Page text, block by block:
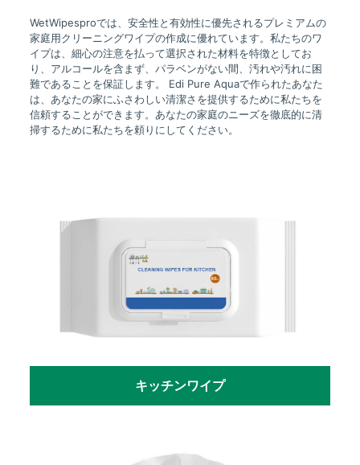
WetWipesproでは、安全性と有効性に優先されるプレミアムの
家庭用クリーニングワイプの作成に優れています。私たちのワ
イプは、細心の注意を払って選択された材料を特徴としてお
り、アルコールを含まず、パラベンがない間、汚れや汚れに困
難であることを保証します。 Edi Pure Aquaで作られたあなた
は、あなたの家にふさわしい清潔さを提供するために私たちを
信頼することができます。あなたの家庭のニーズを徹底的に清
掃するために私たちを頼りにしてください。
キッチンワイプ